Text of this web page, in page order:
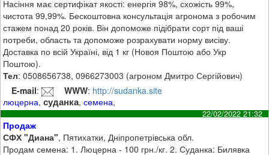
Насіння має сертифікат якості: енергія 98%, схожість 99%,
чистота 99,99%. Бескоштовна консультація агронома з робочим
стажем понад 20 років. Він допоможе підібрати сорт під ваші
потреби, область та допоможе розрахувати норму висіву.
Доставка по всій Україні, від 1 кг (Новоя Поштою або Укр
Поштою).
Тел: 0508656738, 0966273003 (агроном Дмитро Сергійович)
E-mail: WWW: http://sudanka.site
люцерна,суданка,семена,
22/02/2022 21:32
Продаж
СФХ "Диана", Пятихатки, Дніпропетрівська обл.
Продам семена: 1. Люцерна - 100 грн./кг. 2. Суданка: Билявка